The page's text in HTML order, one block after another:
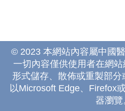
© 2023 本網站內容屬中國
一切內容僅供使用者在網
形式儲存、散佈或重製部
以Microsoft Edge、Firefox
器瀏覽